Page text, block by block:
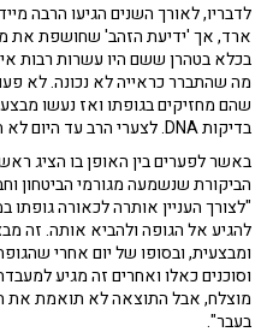
לדבריו, לאורך השנים הגיעו הרבה
ארד, אך 'ידיעת הזהב' שחושפת את
בכלא בטהרן ששם היו עשרות רבות
מה שהתברר כראייה לא נכונה. לא
שהם מחזיקים בגופתו ואז נעשו
בדיקות DNA. לצערי הרב עד היום לא הגיעו ל'ידיעת הזהב'".
באשר לפערים בין האופן בו הציג
הביקורת שנשמעה מגורמי הביטחון
"לצורך העניין אותרה לכאורה גופתו
להגיע אל הגופה ולהביא אותה. זה
ומבצעית, ובסופו של יום אחרי
וסוכנים כאלו ואחרים זה מגיע
מוצלח, אבל התוצאה לא תואמת את
בעבר".